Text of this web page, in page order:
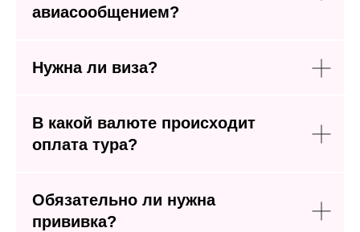
авиасообщением?
Нужна ли виза?
В какой валюте происходит
оплата тура?
Обязательно ли нужна
прививка?